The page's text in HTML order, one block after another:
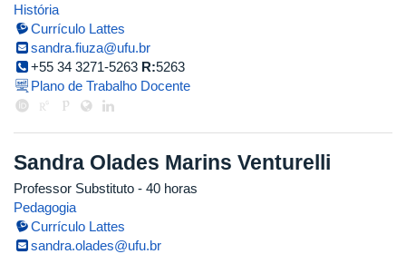
História
Currículo Lattes
sandra.fiuza@ufu.br
+55 34 3271-5263 R:5263
Plano de Trabalho Docente
Sandra Olades Marins Venturelli
Professor Substituto - 40 horas
Pedagogia
Currículo Lattes
sandra.olades@ufu.br